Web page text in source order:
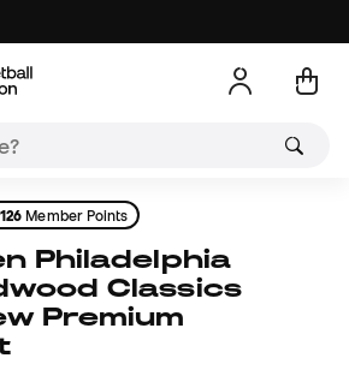
126 Member Points
Classics
Premium